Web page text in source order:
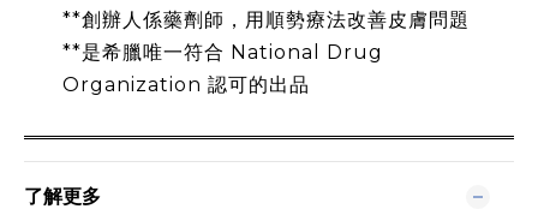
**創辦人係藥劑師，用順勢療法改善皮膚問題
**是希臘唯一符合 National Drug
Organization 認可的出品
了解更多